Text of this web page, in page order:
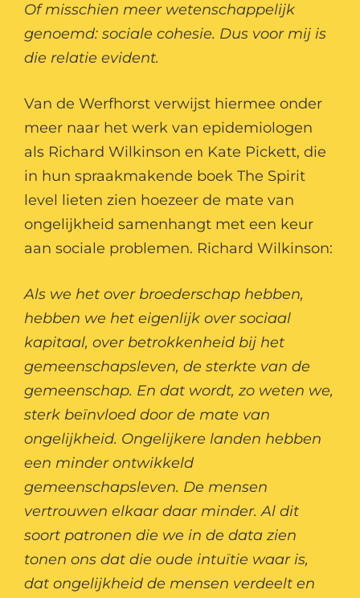
Of misschien meer wetenschappelijk
genoemd: sociale cohesie. Dus voor mij is
die relatie evident.
Van de Werfhorst verwijst hiermee onder
meer naar het werk van epidemiologen
als Richard Wilkinson en Kate Pickett, die
in hun spraakmakende boek The Spirit
level lieten zien hoezeer de mate van
ongelijkheid samenhangt met een keur
aan sociale problemen. Richard Wilkinson:
Als we het over broederschap hebben,
hebben we het eigenlijk over sociaal
kapitaal, over betrokkenheid bij het
gemeenschapsleven, de sterkte van de
gemeenschap. En dat wordt, zo weten we,
sterk beïnvloed door de mate van
ongelijkheid. Ongelijkere landen hebben
een minder ontwikkeld
gemeenschapsleven. De mensen
vertrouwen elkaar daar minder. Al dit
soort patronen die we in de data zien
tonen ons dat die oude intuïtie waar is,
dat ongelijkheid de mensen verdeelt en